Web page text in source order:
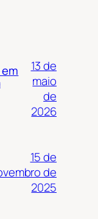
13 de
maio
de
2026
15 de
de
2025